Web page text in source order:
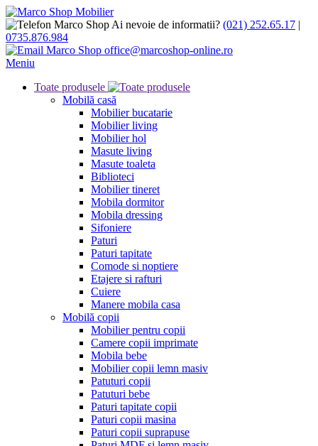
Ai nevoie de informatii? (021) 252.65.17 |
0735.876.984
office@marcoshop-online.ro
Meniu
Toate produsele
Mobilă casă
Mobilier bucatarie
Mobilier living
Mobilier hol
Masute living
Masute toaleta
Biblioteci
Mobilier tineret
Mobila dormitor
Mobila dressing
Sifoniere
Paturi
Paturi tapitate
Comode si noptiere
Etajere si rafturi
Cuiere
Manere mobila casa
Mobilă copii
Mobilier pentru copii
Camere copii imprimate
Mobila bebe
Mobilier copii lemn masiv
Patuturi copii
Patuturi bebe
Paturi tapitate copii
Paturi copii masina
Paturi copii suprapuse